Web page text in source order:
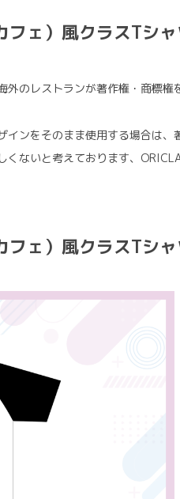
ェ）風クラスTシ
のレストランが著作権・商標
ンをそのまま使用する場合は
ないと考えております、
ェ）風クラスTシャ